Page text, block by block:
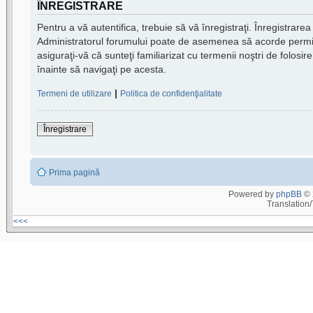
ÎNREGISTRARE
Pentru a vă autentifica, trebuie să vă înregistraţi.
Administratorul forumului poate de asemenea să acorde
asiguraţi-vă că sunteţi familiarizat cu termenii noştri de
înainte să navigaţi pe acesta.
Termeni de utilizare | Politica de confidenţialitate
Înregistrare
Prima pagină
Powered by phpBB©
<<<